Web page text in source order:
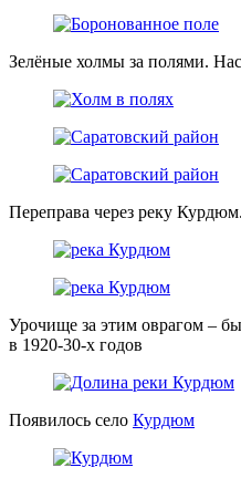
Зелёные холмы за полями.
Переправа через реку
Урочище за этим оврагом –
в 1920-30-х годов
Появилось село Курдюм